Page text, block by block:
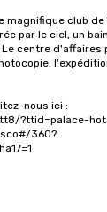
magnifique club
par le ciel, un
centre d'affaires
nous ici :
?ttid=palace-
360?